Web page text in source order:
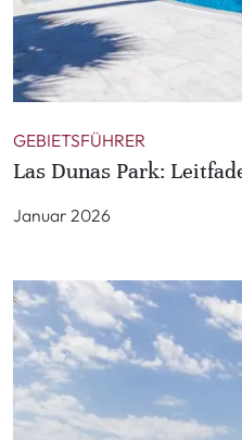
GEBIETSFÜHRER
Las Dunas Park:
Januar 2026